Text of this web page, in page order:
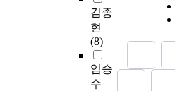
김종
현
(8)
임승
수